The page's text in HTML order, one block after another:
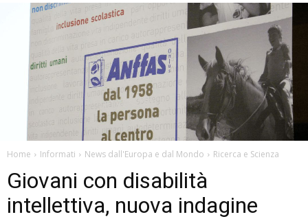
Home Informati News dall'Europa e dal Mondo Ricerca e Scienza
Giovani con disabilità
intellettiva, nuova indagine